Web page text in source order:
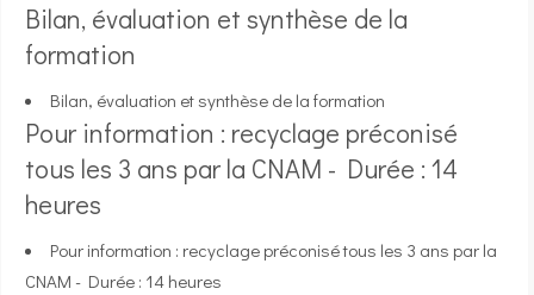
Bilan, évaluation et synthèse de la
formation
Bilan, évaluation et synthèse de la formation
Pour information : recyclage préconisé
tous les 3 ans par la CNAM - Durée : 14
heures
Pour information : recyclage préconisé tous les 3 ans par la
CNAM - Durée : 14 heures